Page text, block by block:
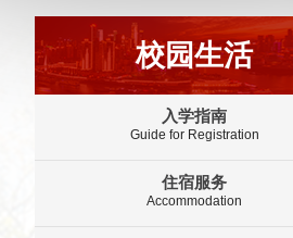
校园生活
入学指南
Guide for Registration
住宿服务
Accommodation